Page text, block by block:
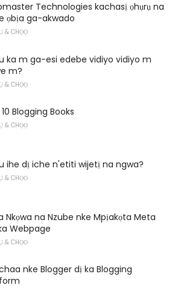
Technologies kachasị ọhụrụ na
ọbịa ga-akwado
& CHỌỌ
ka m ga-esi edebe vidiyo vidiyo m
m?
& CHỌỌ
Blogging Books
& CHỌỌ
ihe dị iche n'etiti wijetị na ngwa?
& CHỌỌ
Nkọwa na Nzube nke Mpịakọta Meta
Webpage
& CHỌỌ
nke Blogger dị ka Blogging